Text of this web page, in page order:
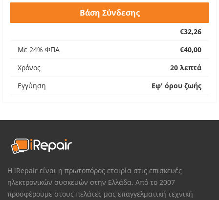
Βάση Σύνδεσης
€32,26
Με 24% ΦΠΑ
€40,00
Χρόνος
20 λεπτά
Εγγύηση
Εφ' όρου ζωής
Η iRepair είναι η πρωτοπόρος εταιρία στις επισκευές
ηλεκτρονικών συσκευών στην Ελλάδα. Από το 2007
προσφέρουμε στους πελάτες μας επαγγελματική τεχνική